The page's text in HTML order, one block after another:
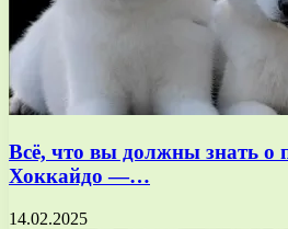
Всё, что вы должны знать о
Хоккайдо —…
14.02.2025